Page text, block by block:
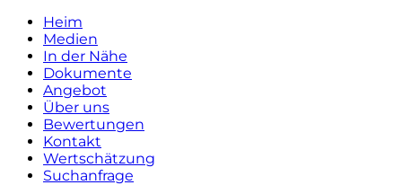
Heim
Medien
In der Nähe
Dokumente
Angebot
Über uns
Bewertungen
Kontakt
Wertschätzung
Suchanfrage